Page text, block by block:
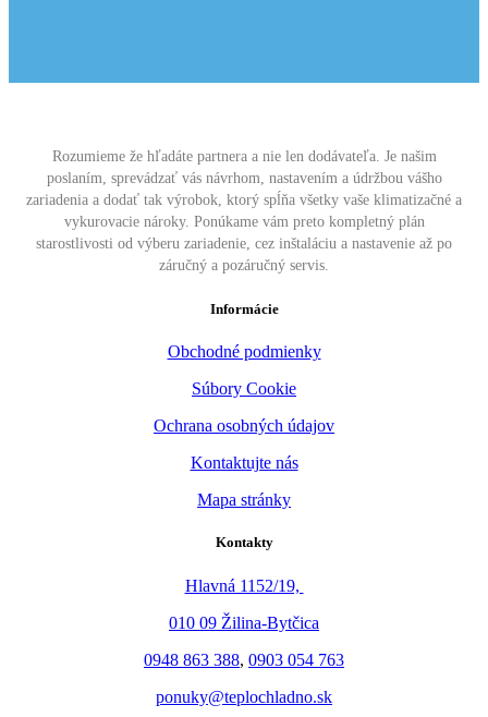
Rozumieme že hľadáte partnera a nie len dodávateľa. Je našim
poslaním, sprevádzať vás návrhom, nastavením a údržbou vášho
zariadenia a dodať tak výrobok, ktorý spĺňa všetky vaše klimatizačné a
vykurovacie nároky. Ponúkame vám preto kompletný plán
starostlivosti od výberu zariadenie, cez inštaláciu a nastavenie až po
záručný a pozáručný servis.
Informácie
Obchodné podmienky
Súbory Cookie
Ochrana osobných údajov
Kontaktujte nás
Mapa stránky
Kontakty
Hlavná 1152/19,
010 09 Žilina-Bytčica
0948 863 388, 0903 054 763
ponuky@teplochladno.sk